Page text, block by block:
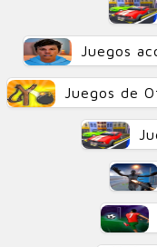
Juegos
Juegos de